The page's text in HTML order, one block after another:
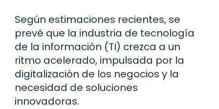
Según estimaciones recientes, se
prevé que la industria de tecnología
de la información (TI) crezca a un
ritmo acelerado, impulsada por la
digitalización de los negocios y la
necesidad de soluciones
innovadoras.